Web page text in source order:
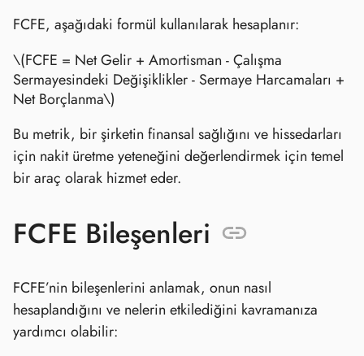
FCFE, aşağıdaki formül kullanılarak hesaplanır:
\(FCFE = Net Gelir + Amortisman - Çalışma
Sermayesindeki Değişiklikler - Sermaye Harcamaları +
Net Borçlanma\)
Bu metrik, bir şirketin finansal sağlığını ve hissedarları
için nakit üretme yeteneğini değerlendirmek için temel
bir araç olarak hizmet eder.
FCFE Bileşenleri
FCFE’nin bileşenlerini anlamak, onun nasıl
hesaplandığını ve nelerin etkilediğini kavramanıza
yardımcı olabilir: